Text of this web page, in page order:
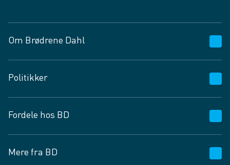
Om Brødrene Dahl
Vagttelefon 30 10 89 89
Spørgsmål og svar
Job og karriere
Fødevarekontrolrapport
Politikker
Privatlivspolitik
Cookies
Vilkår og betingelser
Fordele hos BD
BD app
Mere fra BD